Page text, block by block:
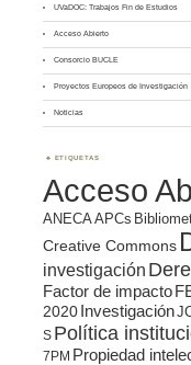
UVaDOC: Trabajos Fin de Estudios
Acceso Abierto
Consorcio BUCLE
Proyectos Europeos de Investigación
Noticias
ETIQUETAS
Acceso
ANECA APCs
Creative Commons
investigación
Factor de impacto
2020 Investigación
S Política
7PM Propiedad